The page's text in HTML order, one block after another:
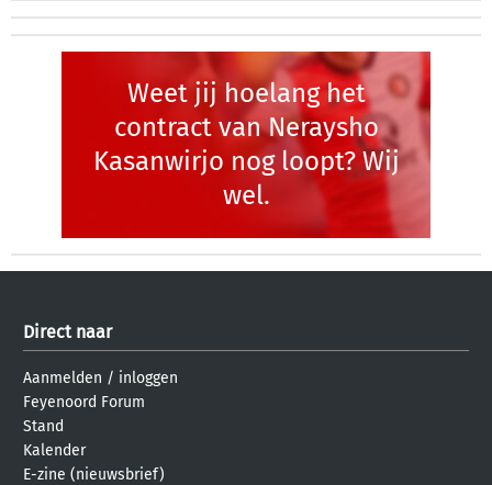
Weet jij hoelang het
contract van Neraysho
Kasanwirjo nog loopt? Wij
wel.
Direct naar
Aanmelden / inloggen
Feyenoord Forum
Stand
Kalender
E-zine (nieuwsbrief)